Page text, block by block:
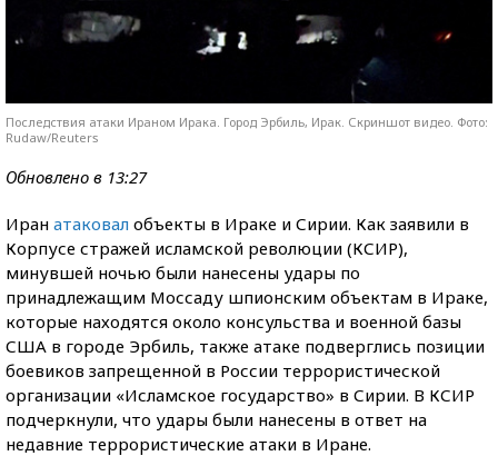
Последствия атаки Ираном Ирака. Город Эрбиль, Ирак. Скриншот видео. Фото:
Rudaw/Reuters
Обновлено в 13:27
Иран атаковал объекты в Ираке и Сирии. Как заявили в
Корпусе стражей исламской революции (КСИР),
минувшей ночью были нанесены удары по
принадлежащим Моссаду шпионским объектам в Ираке,
которые находятся около консульства и военной базы
США в городе Эрбиль, также атаке подверглись позиции
боевиков запрещенной в России террористической
организации «Исламское государство» в Сирии. В КСИР
подчеркнули, что удары были нанесены в ответ на
недавние террористические атаки в Иране.